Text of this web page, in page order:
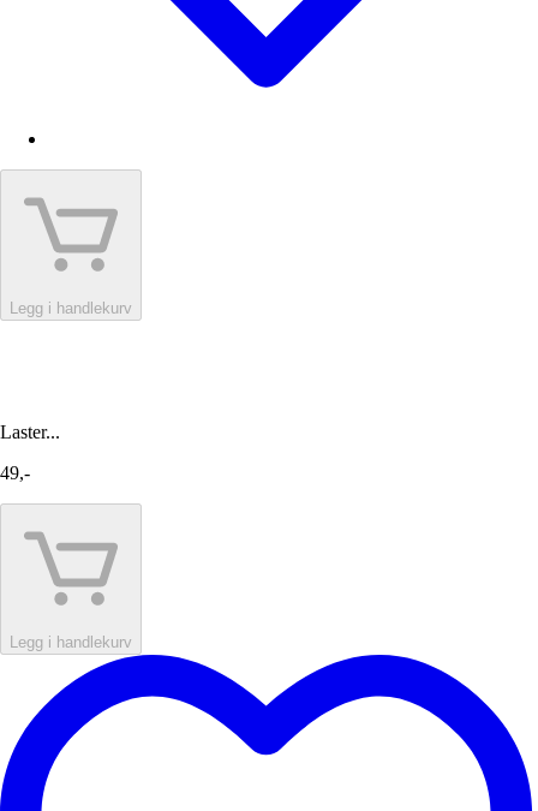
Legg i handlekurv
Laster...
49,-
Legg i handlekurv